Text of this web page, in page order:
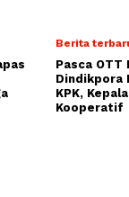
Berita
Pasca
Dindikpora
KPK,
Kooperatif